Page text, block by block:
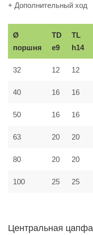
+ Дополнительный ход
Ø
поршня
TD
e9
TL
h14
32 12 12
40 16 16
50 16 16
63 20 20
80 20 20
100 25 25
Центральная цапфа